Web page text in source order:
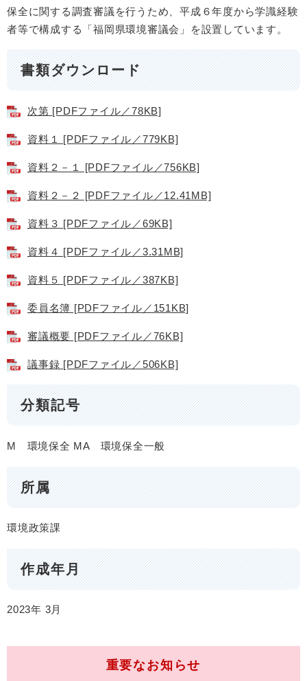
保全に関する調査審議を行うため、平成６年度から学識経験
者等で構成する「福岡県環境審議会」を設置しています。
書類ダウンロード
次第 [PDFファイル／78KB]
資料１ [PDFファイル／779KB]
資料２－１ [PDFファイル／756KB]
資料２－２ [PDFファイル／12.41MB]
資料３ [PDFファイル／69KB]
資料４ [PDFファイル／3.31MB]
資料５ [PDFファイル／387KB]
委員名簿 [PDFファイル／151KB]
審議概要 [PDFファイル／76KB]
議事録 [PDFファイル／506KB]
分類記号
M 環境保全 MA 環境保全一般
所属
環境政策課
作成年月
2023年 3月
重要なお知らせ